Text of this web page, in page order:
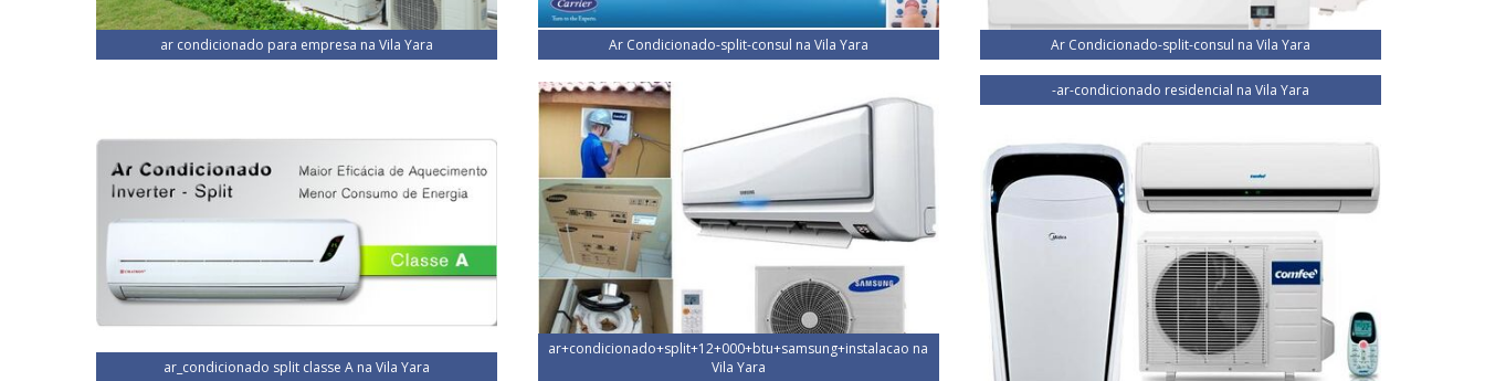
ar condicionado para empresa na Vila Yara Ar Condicionado-split-consul na Vila Yara Ar Condicionado-split-consul na Vila Yara
ar_condicionado split classe A na Vila Yara
ar+condicionado+split+12+000+btu+samsung+instalacao na
Vila Yara
-ar-condicionado residencial na Vila Yara